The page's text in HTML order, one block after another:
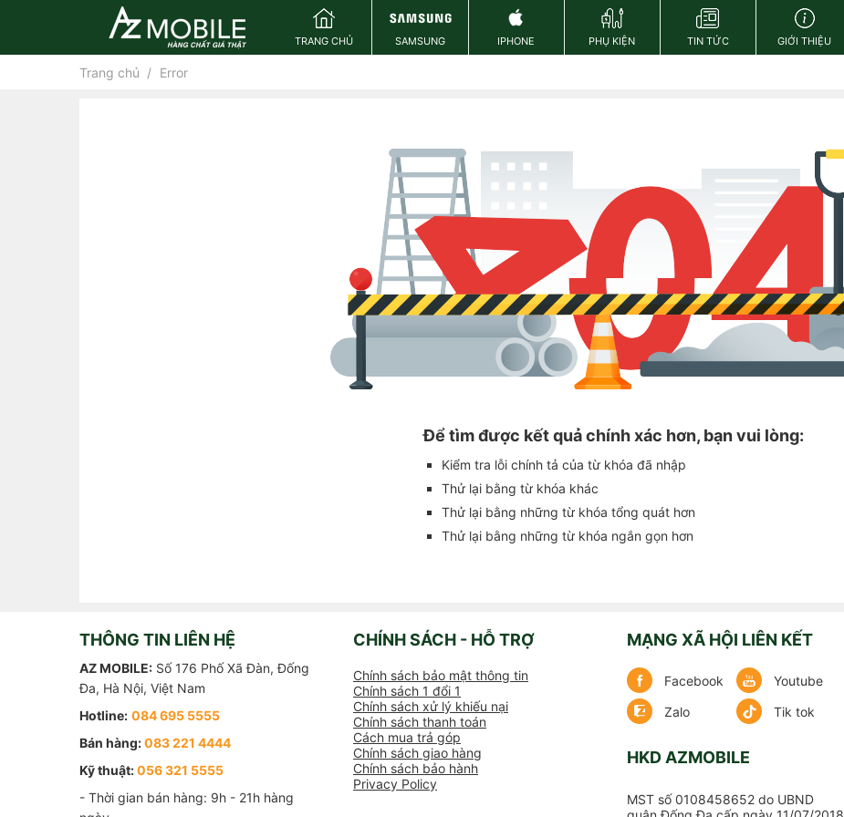
TRANG CHỦ SAMSUNG IPHONE PHỤ KIỆN TIN TỨC GIỚI THIỆU
Trang chủ Error
Để tìm được kết quả chính xác hơn, bạn vui lòng:
Kiểm tra lỗi chính tả của từ khóa đã nhập
Thử lại bằng từ khóa khác
Thử lại bằng những từ khóa tổng quát hơn
Thử lại bằng những từ khóa ngắn gọn hơn
THÔNG TIN LIÊN HỆ
AZ MOBILE: Số 176 Phố Xã Đàn, Đống
Đa, Hà Nội, Việt Nam
Hotline: 084 695 5555
Bán hàng:083 221 4444
Kỹ thuật:056 321 5555
- Thời gian bán hàng: 9h - 21h hàng
CHÍNH SÁCH - HỖ TRỢ
Chính sách bảo mật thông tin
Chính sách 1 đổi 1
Chính sách xử lý khiếu nại
Chính sách thanh toán
Cách mua trả góp
Chính sách giao hàng
Chính sách bảo hành
Privacy Policy
MẠNG XÃ HỘI LIÊN KẾT
Facebook
Youtube
Zalo
Tik tok
HKD AZMOBILE
MST số 0108458652 do UBND